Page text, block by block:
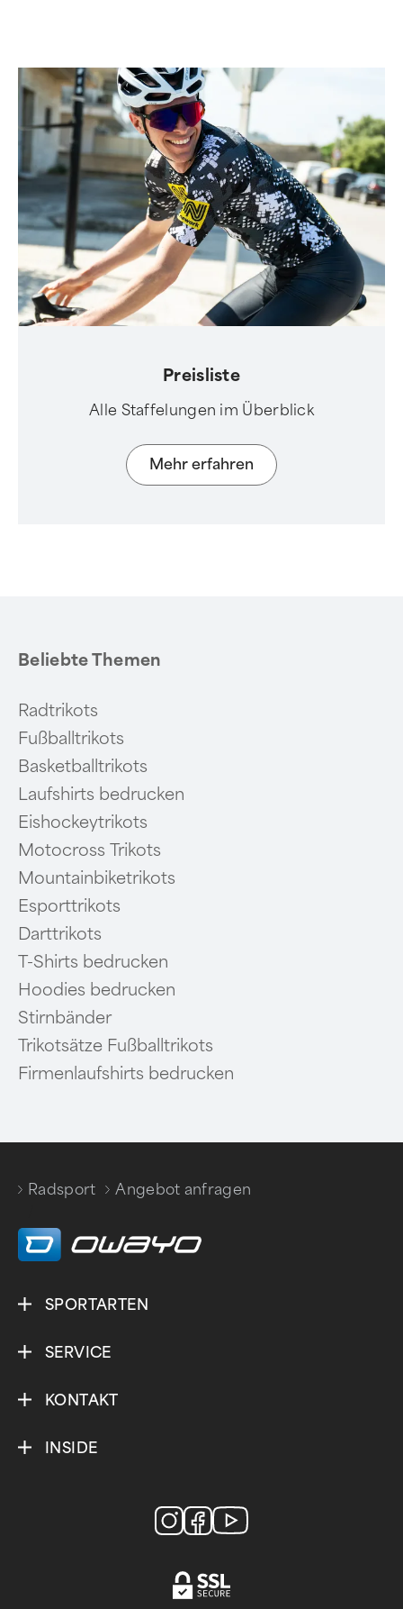
Preisliste
Alle Staffelungen im Überblick
Mehr erfahren
Beliebte Themen
Radtrikots
Fußballtrikots
Basketballtrikots
Laufshirts bedrucken
Eishockeytrikots
Motocross Trikots
Mountainbiketrikots
Esporttrikots
Darttrikots
T-Shirts bedrucken
Hoodies bedrucken
Stirnbänder
Trikotsätze Fußballtrikots
Firmenlaufshirts bedrucken
Radsport
Angebot anfragen
SPORTARTEN
SERVICE
KONTAKT
INSIDE